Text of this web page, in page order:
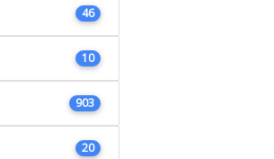
46
10
903
20